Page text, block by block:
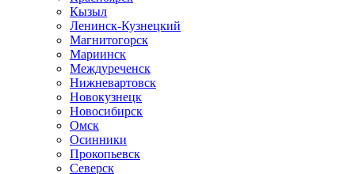
Кызыл
Ленинск-Кузнецкий
Магнитогорск
Мариинск
Междуреченск
Нижневартовск
Новокузнецк
Новосибирск
Омск
Осинники
Прокопьевск
Северск